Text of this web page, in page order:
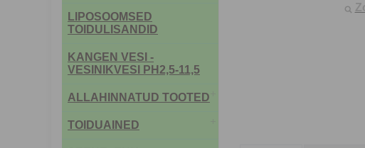
LIPOSOOMSED
TOIDULISANDID
KANGEN VESI -
VESINIKVESI PH2,5-11,5
ALLAHINNATUD TOOTED
TOIDUAINED